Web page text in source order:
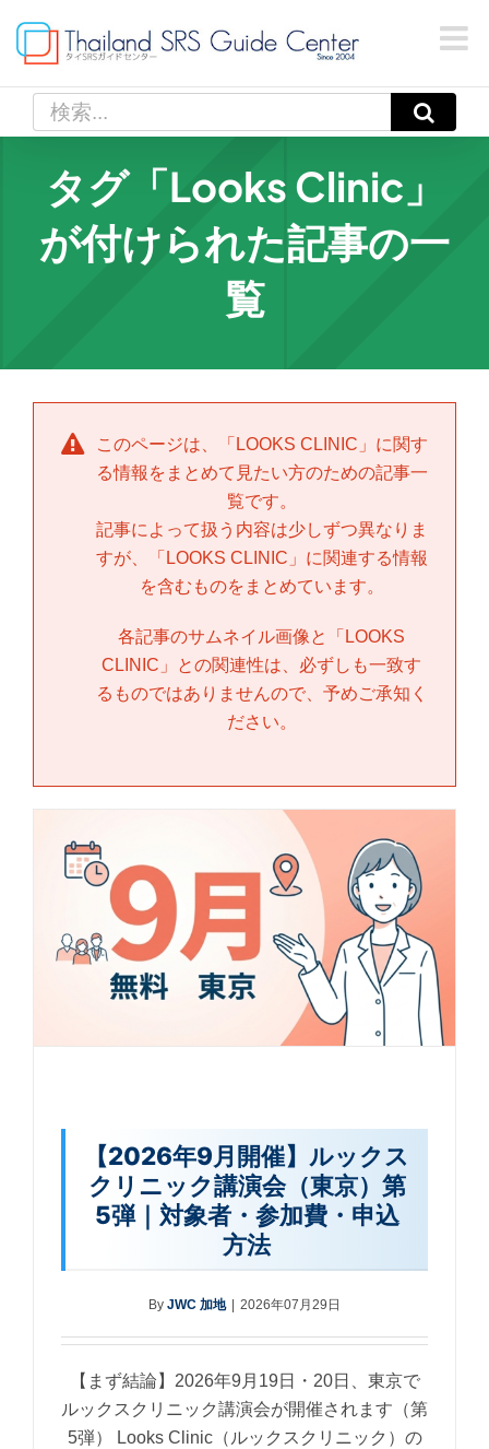
content
索
タグ「Looks Clinic」
が付けられた記事の一
覧
このページは、「 LOOKS CLINIC 」に関す
る情報をまとめて見たい方のための記事一
覧です。
記事によって扱う内容は少しずつ異なりま
すが、「 LOOKS CLINIC 」に関連する情報
を含むものをまとめています。
各記事のサムネイル画像と「 LOOKS
CLINIC 」との関連性は、必ずしも一致す
るものではありませんので、予めご承知く
ださい。
【2026年9月開催】ルックス
クリニック講演会（東京）第
5弾｜対象者・参加費・申込
方法
By JWC 加地 2026年07月29日
【まず結論】2026年9月19日・20日、東京で
ルックスクリニック講演会が開催されます（第
5弾） Looks Clinic（ルックスクリニック）の